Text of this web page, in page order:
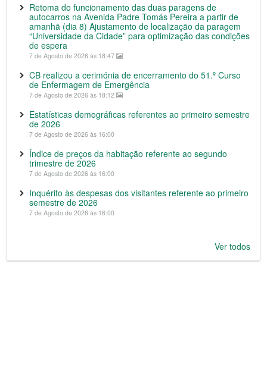
Retoma do funcionamento das duas paragens de
autocarros na Avenida Padre Tomás Pereira a partir de
amanhã (dia 8) Ajustamento de localização da paragem
“Universidade da Cidade” para optimização das condições
de espera
7 de Agosto de 2026 às 18:47
CB realizou a cerimónia de encerramento do 51.º Curso
de Enfermagem de Emergência
7 de Agosto de 2026 às 18:12
Estatísticas demográficas referentes ao primeiro semestre
de 2026
7 de Agosto de 2026 às 16:00
Índice de preços da habitação referente ao segundo
trimestre de 2026
7 de Agosto de 2026 às 16:00
Inquérito às despesas dos visitantes referente ao primeiro
semestre de 2026
7 de Agosto de 2026 às 16:00
Ver todos